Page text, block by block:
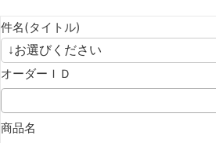
件名(タイトル)
オーダーＩＤ
商品名